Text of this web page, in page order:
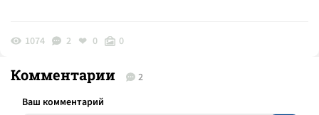
1074 2 0 0
Комментарии 2